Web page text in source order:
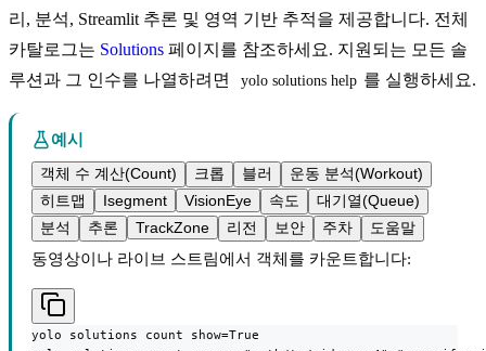
리, 분석, Streamlit 추론 및 영역 기반 추적을 제공합니다. 전체
카탈로그는 Solutions 페이지를 참조하세요. 지원되는 모든 솔
루션과 그 인수를 나열하려면
yolo solutions help 를 실행하세요.
예시
객체 수 계산(Count)
크롭 블러
운동 분석(Workout)
히트맵
Isegment VisionEye 속도
대기열(Queue)
분석
추론 TrackZone 리전 보안 주차
도움말
동영상이나 라이브 스트림에서 객체를 카운트합니다:
yolo solutions count show=True